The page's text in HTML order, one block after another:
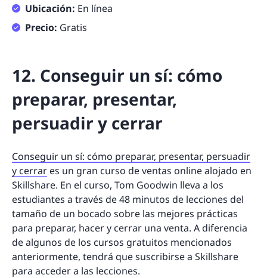
Ubicación: En línea
Precio: Gratis
12. Conseguir un sí: cómo
preparar, presentar,
persuadir y cerrar
Conseguir un sí: cómo preparar, presentar, persuadir
y cerrar es un gran curso de ventas online alojado en
Skillshare. En el curso, Tom Goodwin lleva a los
estudiantes a través de 48 minutos de lecciones del
tamaño de un bocado sobre las mejores prácticas
para preparar, hacer y cerrar una venta. A diferencia
de algunos de los cursos gratuitos mencionados
anteriormente, tendrá que suscribirse a Skillshare
para acceder a las lecciones.